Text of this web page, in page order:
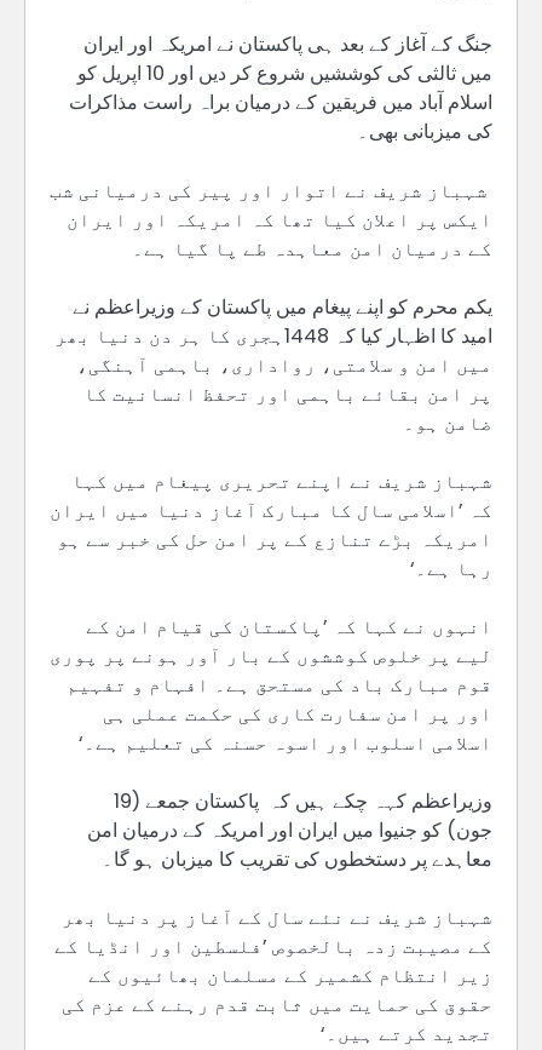
جنگ کے آغاز کے بعد ہی پاکستان نے امریکہ اور ایران
میں ثالثی کی کوششیں شروع کر دیں اور 10 اپریل کو
اسلام آباد میں فریقین کے درمیان براہ راست مذاکرات
کی میزبانی بھی۔
شہباز شریف نے اتوار اور پیر کی درمیانی شب
ایکس پر اعلان کیا تھا کہ امریکہ اور ایران
کے درمیان امن معاہدہ طے پا گیا ہے۔
یکم محرم کو اپنے پیغام میں پاکستان کے وزیراعظم نے
امید کا اظہار کیا کہ 1448ہجری کا ہر دن دنیا بھر
میں امن و سلامتی، رواداری، باہمی آہنگی،
پر امن بقائے باہمی اور تحفظ انسانیت کا
ضامن ہو۔
شہباز شریف نے اپنے تحریری پیغام میں کہا
کہ ’اسلامی سال کا مبارک آغاز دنیا میں ایران
امریکہ بڑے تنازع کے پر امن حل کی خبر سے ہو
رہا ہے۔‘
انہوں نے کہا کہ ’پاکستان کی قیام امن کے
لیے پر خلوص کوششوں کے بار آور ہونے پر پوری
قوم مبارک باد کی مستحق ہے۔ افہام و تفہیم
اور پر امن سفارت کاری کی حکمت عملی ہی
اسلامی اسلوب اور اسوہ حسنہ کی تعلیم ہے۔‘
وزیراعظم کہہ چکے ہیں کہ پاکستان جمعے (19
جون) کو جنیوا میں ایران اور امریکہ کے درمیان امن
معاہدے پر دستخطوں کی تقریب کا میزبان ہو گا۔
شہباز شریف نے نئے سال کے آغاز پر دنیا بھر
کے مصیبت زدہ بالخصوص ’فلسطین اور انڈیا کے
زیر انتظام کشمیر کے مسلمان بھائیوں کے
حقوق کی حمایت میں ثابت قدم رہنے کے عزم کی
تجدید کرتے ہیں۔‘